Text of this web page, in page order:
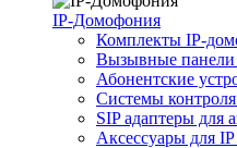
IP-Домофония
Комплекты IP-
Вызывные
Абонентские
Системы
SIP адаптеры для
Аксессуары для